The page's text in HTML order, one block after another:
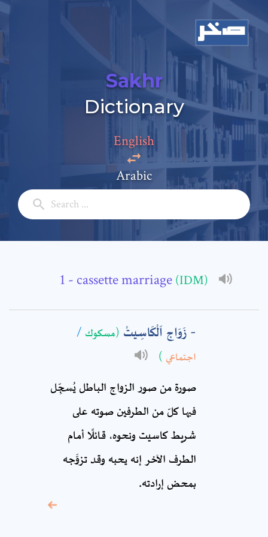
Sakhr
Dictionary
English
Arabic
- cassette marriage (IDM)
زَوَاج اَلْكَاسِيتْ (مسكوك /
اجتماعي )
صورة من صور الزواج الباطل يُسجِّل
فيها كلّ من الطرفين صوته على
شريط كاسيت ونحوه، قائلًا أمام
الطرف الآخر إنه يحبه وقد تزوَّجه
بمحض إرادته.
Add a comment
Email: *
Subject: *
Comment: *
* sign, it means are
required fields